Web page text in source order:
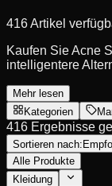
416 Artikel
Kaufen Sie Acne
intelligentere
Mehr lesen
Kategorien
416 Ergebnisse
Sortieren nach:
Alle Produkte
Kleidung